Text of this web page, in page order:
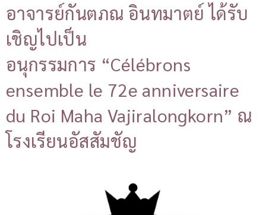
อาจารย์กันตภณ อินทมาตย์ ได้รับ
เชิญไปเป็น
อนุกรรมการ “Célébrons
ensemble le 72e anniversaire
du Roi Maha Vajiralongkorn” ณ
โรงเรียนอัสสัมชัญ